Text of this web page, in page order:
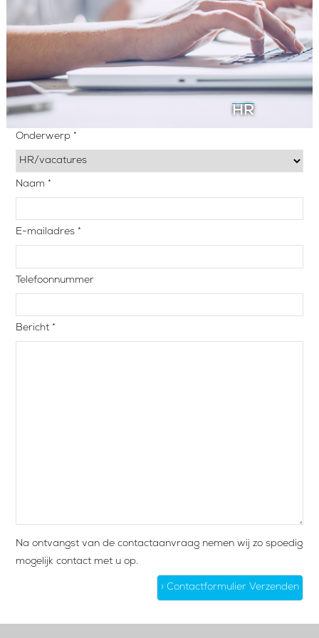
HR
Onderwerp *
Naam *
E-mailadres *
Telefoonnummer
Bericht *
Na ontvangst van de contactaanvraag nemen wij zo spoedig
mogelijk contact met u op.